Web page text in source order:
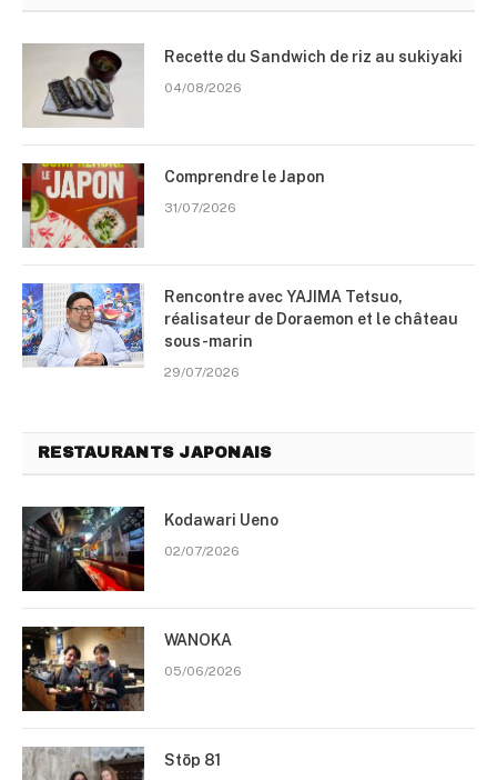
Recette du Sandwich de riz au sukiyaki
04/08/2026
Comprendre le Japon
31/07/2026
Rencontre avec YAJIMA Tetsuo,
réalisateur de Doraemon et le château
sous-marin
29/07/2026
RESTAURANTS JAPONAIS
Kodawari Ueno
02/07/2026
WANOKA
05/06/2026
Stōp 81